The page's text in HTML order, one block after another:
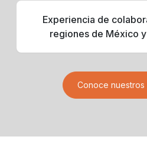
Experiencia de
regiones de México
Conoce nuestros